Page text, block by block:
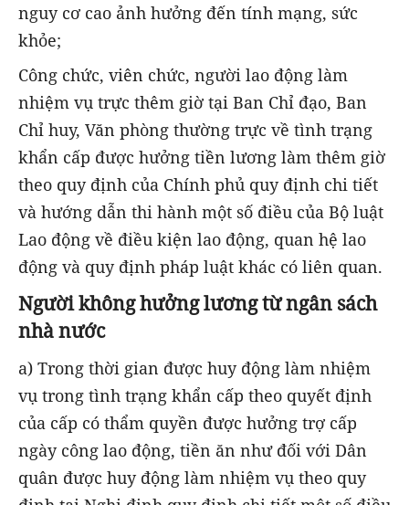
nguy cơ cao ảnh hưởng đến tính mạng, sức
khỏe;
Công chức, viên chức, người lao động làm
nhiệm vụ trực thêm giờ tại Ban Chỉ đạo, Ban
Chỉ huy, Văn phòng thường trực về tình trạng
khẩn cấp được hưởng tiền lương làm thêm giờ
theo quy định của Chính phủ quy định chi tiết
và hướng dẫn thi hành một số điều của Bộ luật
Lao động về điều kiện lao động, quan hệ lao
động và quy định pháp luật khác có liên quan.
Người không hưởng lương từ ngân sách
nhà nước
a) Trong thời gian được huy động làm nhiệm
vụ trong tình trạng khẩn cấp theo quyết định
của cấp có thẩm quyền được hưởng trợ cấp
ngày công lao động, tiền ăn như đối với Dân
quân được huy động làm nhiệm vụ theo quy